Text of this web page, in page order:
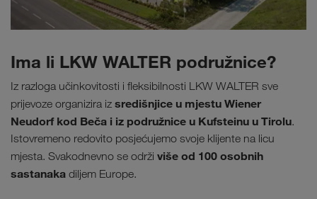
Ima li LKW WALTER podružnice?
Iz razloga učinkovitosti i fleksibilnosti LKW WALTER sve
prijevoze organizira iz središnjice u mjestu Wiener
Neudorf kod Beča i iz podružnice u Kufsteinu u Tirolu.
Istovremeno redovito posjećujemo svoje klijente na licu
mjesta. Svakodnevno se održi više od 100 osobnih
sastanaka diljem Europe.